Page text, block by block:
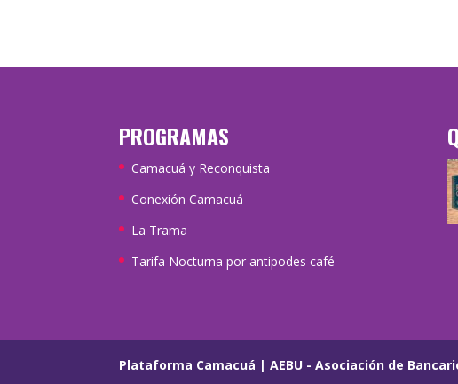
PROGRAMAS
Camacuá y Reconquista
Conexión Camacuá
La Trama
Tarifa Nocturna por antipodes café
Plataforma Camacuá |AEBU - Asociación de